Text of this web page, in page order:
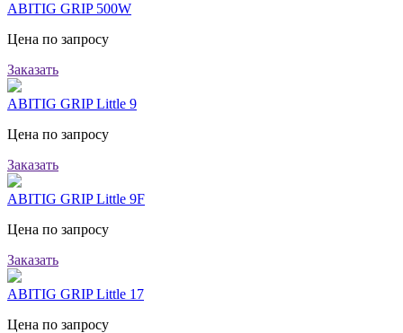
ABITIG GRIP 500W
Цена по запросу
Заказать
ABITIG GRIP Little 9
Цена по запросу
Заказать
ABITIG GRIP Little 9F
Цена по запросу
Заказать
ABITIG GRIP Little 17
Цена по запросу